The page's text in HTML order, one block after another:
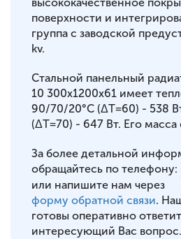
высококачественное
поверхности и
группа с заводской
kv.
Стальной панельный
10 300x1200x61 имеет
90/70/20°С (ΔT=60) - 538
(ΔT=70) - 647 Вт. Его масса
За более детальной
обращайтесь по телефону:
или напишите нам через
форму обратной связи.
готовы оперативно
интересующий Вас вопрос.